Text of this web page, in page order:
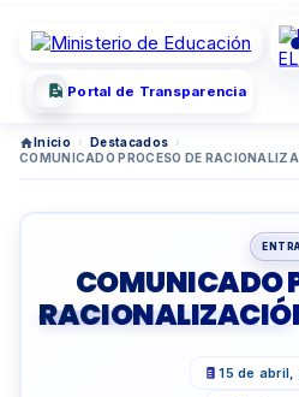
Portal de Transparencia
Inicio › Destacados ›
COMUNICADO PROCESO DE
COMUNICADO
15 de abril,